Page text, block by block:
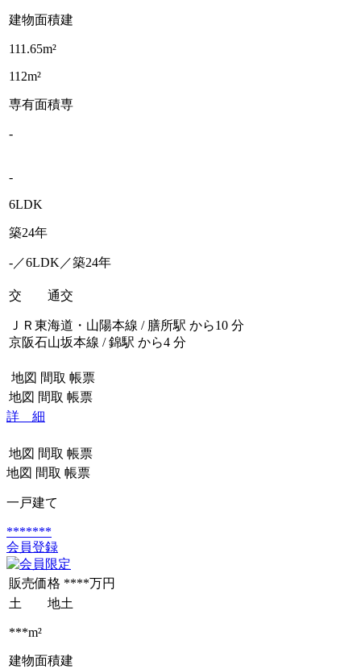
建物面積建
111.65m²
112m²
専有面積専
-
-
6LDK
築24年
-／6LDK／築24年
交 通交
ＪＲ東海道・山陽本線 / 膳所駅 から10 分
京阪石山坂本線 / 錦駅 から4 分
地図 間取 帳票
地図 間取 帳票
詳 細
地図 間取 帳票
地図 間取 帳票
一戸建て
*******
会員登録
販売価格 ****万円
土 地土
***m²
建物面積建